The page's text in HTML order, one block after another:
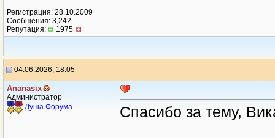
Регистрация: 28.10.2009
Сообщения: 3,242
Репутация:
1975
04.06.2026, 18:05
Ananasix
Администратор
Душа Форума
Спасибо за тему,